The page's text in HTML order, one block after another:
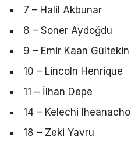
7 – Halil Akbunar
8 – Soner Aydoğdu
9 – Emir Kaan Gültekin
10 – Lincoln Henrique
11 – İlhan Depe
14 – Kelechi Iheanacho
18 – Zeki Yavru